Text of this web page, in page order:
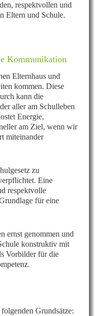
respektvollen und
Eltern und Schule.
Kommunikation
Elternhaus und
kommen. Diese
kann die
aller am Schulleben
Energie,
am Ziel, wenn wir
miteinander
zu
Eine
respektvolle
für eine
ernst genommen und
konstruktiv mit
Vorbilder für die
Grundsätze: